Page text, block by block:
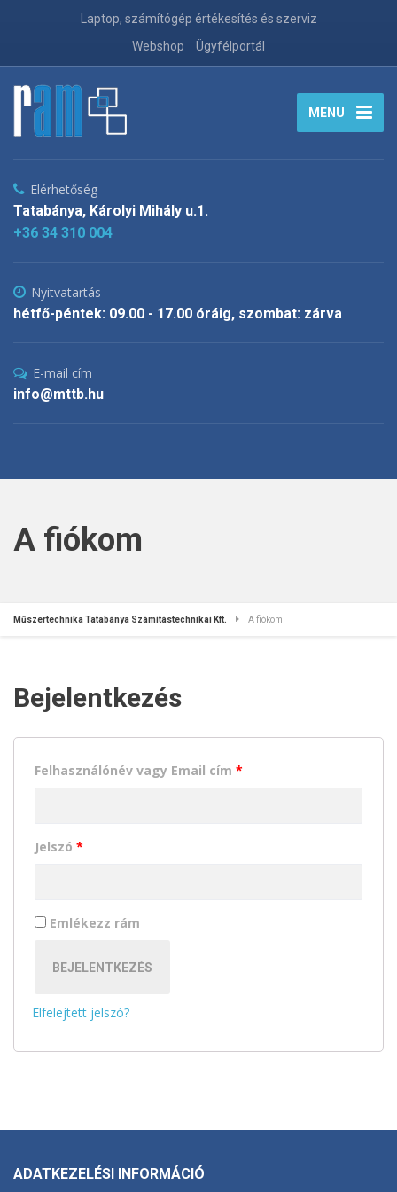
Laptop, számítógép értékesítés és szerviz
Webshop
Ügyfélportál
MENU
Elérhetőség
Tatabánya, Károlyi Mihály u.1.
+36 34 310 004
Nyitvatartás
hétfő-péntek: 09.00 - 17.00 óráig, szombat: zárva
E-mail cím
info@mttb.hu
A fiókom
Műszertechnika Tatabánya Számítástechnikai Kft. A fiókom
Bejelentkezés
Felhasználónév vagy Email cím *
Jelszó *
Emlékezz rám
BEJELENTKEZÉS
Elfelejtett jelszó?
ADATKEZELÉSI INFORMÁCIÓ